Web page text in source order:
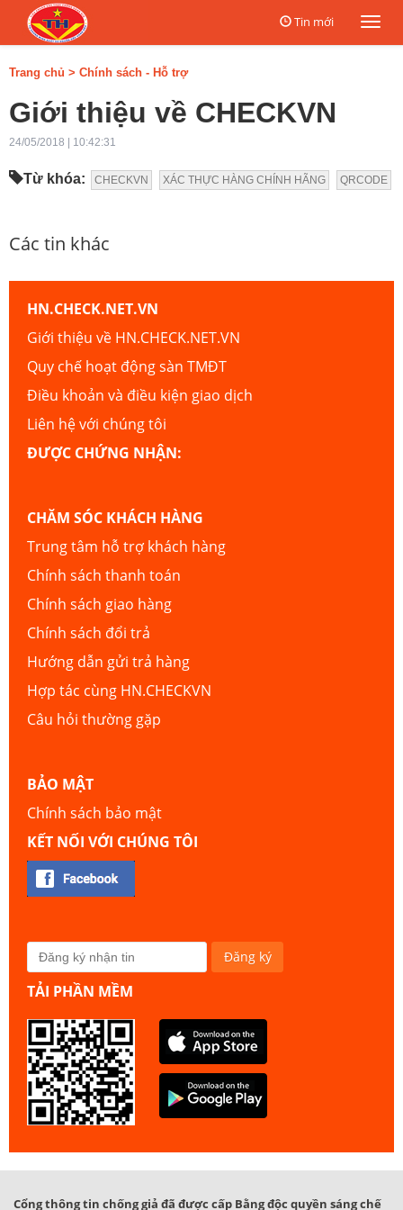
Tin mới
Trang chủ > Chính sách - Hỗ trợ
Giới thiệu về CHECKVN
24/05/2018 | 10:42:31
Từ khóa: CHECKVN XÁC THỰC HÀNG CHÍNH HÃNG QRCODE
Các tin khác
HN.CHECK.NET.VN
Giới thiệu về HN.CHECK.NET.VN
Quy chế hoạt động sàn TMĐT
Điều khoản và điều kiện giao dịch
Liên hệ với chúng tôi
ĐƯỢC CHỨNG NHẬN:
CHĂM SÓC KHÁCH HÀNG
Trung tâm hỗ trợ khách hàng
Chính sách thanh toán
Chính sách giao hàng
Chính sách đổi trả
Hướng dẫn gửi trả hàng
Hợp tác cùng HN.CHECKVN
Câu hỏi thường gặp
BẢO MẬT
Chính sách bảo mật
KẾT NỐI VỚI CHÚNG TÔI
TẢI PHẦN MỀM
Cổng thông tin chống giả đã được cấp Bằng độc quyền sáng chế